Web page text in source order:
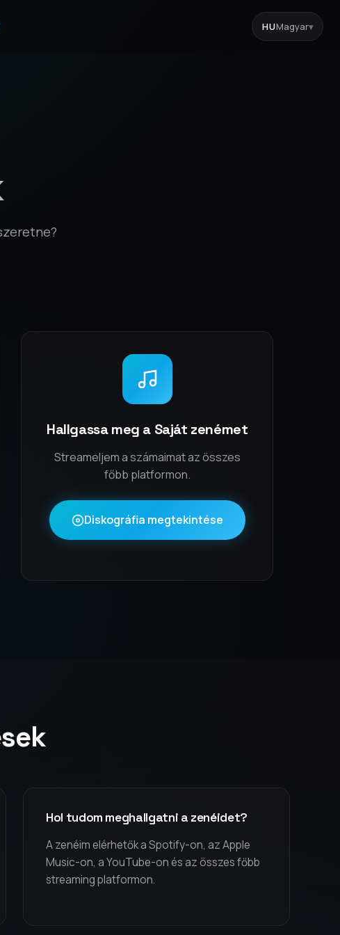
HUMagyar▾
Hallgassa meg a Saját zenémet
Streameljem a számaimat az összes
főbb platformon.
Diskográfia megtekintése
Hol tudom meghallgatni a zenéidet?
A zenéim elérhetők a Spotify-on, az Apple
Music-on, a YouTube-on és az összes főbb
streaming platformon.